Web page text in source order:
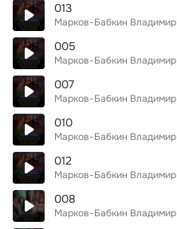
013
Марков-Бабкин Владимир
005
Марков-Бабкин Владимир
007
Марков-Бабкин Владимир
010
Марков-Бабкин Владимир
012
Марков-Бабкин Владимир
008
Марков-Бабкин Владимир